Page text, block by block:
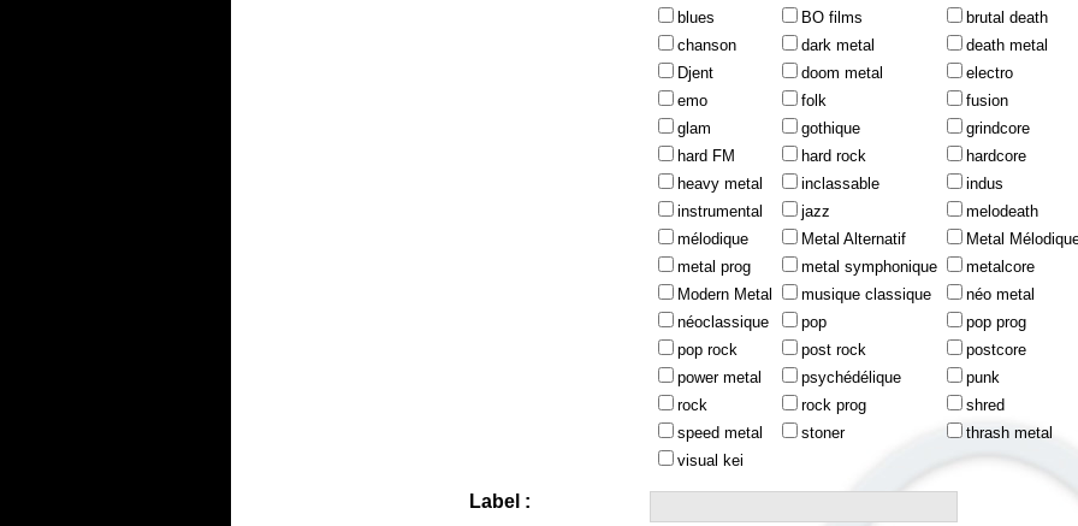
blues
BO films
brutal death
chanson
dark metal
death metal
Djent
doom metal
electro
emo
folk
fusion
glam
gothique
grindcore
hard FM
hard rock
hardcore
heavy metal
inclassable
indus
instrumental
jazz
melodeath
mélodique
Metal Alternatif
Metal
metal prog
metal symphonique
metalcore
Modern Metal
musique classique
néo metal
néoclassique
pop
pop prog
pop rock
post rock
postcore
power metal
psychédélique
punk
rock
rock prog
shred
speed metal
stoner
thrash metal
visual kei
Label :